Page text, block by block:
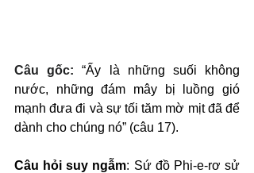
Câu gốc: “Ấy là những suối không
nước, những đám mây bị luồng gió
mạnh đưa đi và sự tối tăm mờ mịt đã để
dành cho chúng nó” (câu 17).
Câu hỏi suy ngẫm: Sứ đồ Phi-e-rơ sử